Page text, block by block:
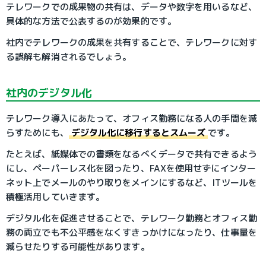
テレワークでの成果物の共有は、データや数字を用いるなど、
具体的な方法で公表するのが効果的です。
社内でテレワークの成果を共有することで、テレワークに対す
る誤解も解消されるでしょう。
社内のデジタル化
テレワーク導入にあたって、オフィス勤務になる人の手間を減
らすためにも、
デジタル化に移行するとスムーズ です。
たとえば、紙媒体での書類をなるべくデータで共有できるよう
にし、ペーパーレス化を図ったり、FAXを使用せずにインター
ネット上でメールのやり取りをメインにするなど、ITツールを
積極活用していきます。
デジタル化を促進させることで、テレワーク勤務とオフィス勤
務の両立でも不公平感をなくすきっかけになったり、仕事量を
減らせたりする可能性があります。